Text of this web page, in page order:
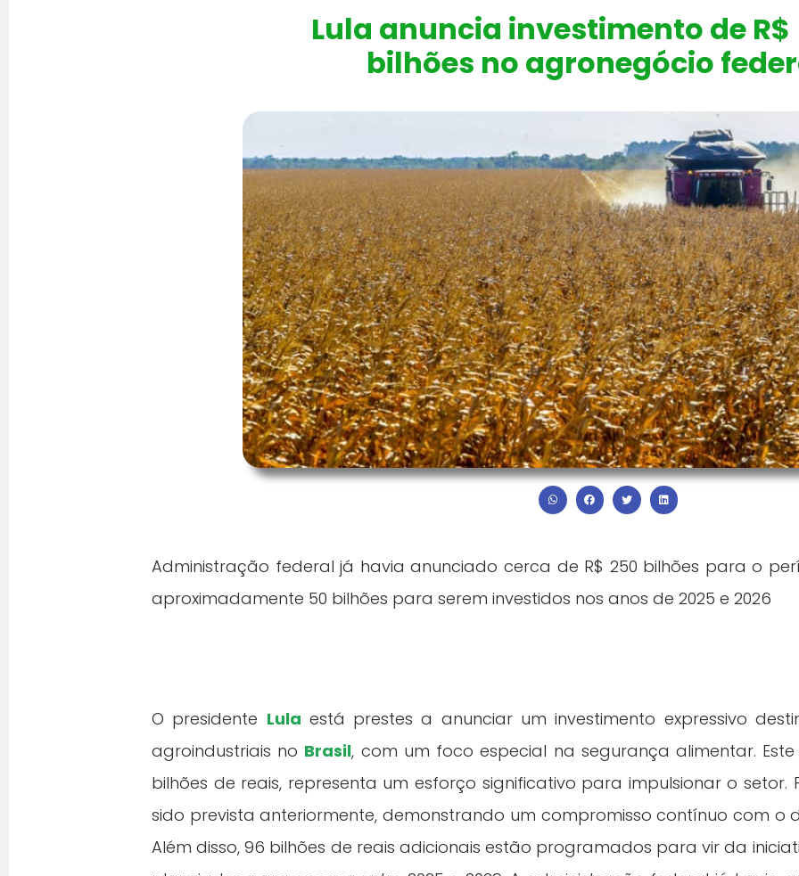
Lula anuncia investimento de R$
bilhões no agronegócio
Administração federal já havia anunciado cerca de R$ 250 bilhões para o
aproximadamente 50 bilhões para serem investidos nos anos de 2025 e 2026
O presidente Lula está prestes a anunciar um investimento expressivo
agroindustriais no Brasil, com um foco especial na segurança alimentar.
bilhões de reais, representa um esforço significativo para impulsionar o
sido prevista anteriormente, demonstrando um compromisso contínuo com o
Além disso, 96 bilhões de reais adicionais estão programados para vir da